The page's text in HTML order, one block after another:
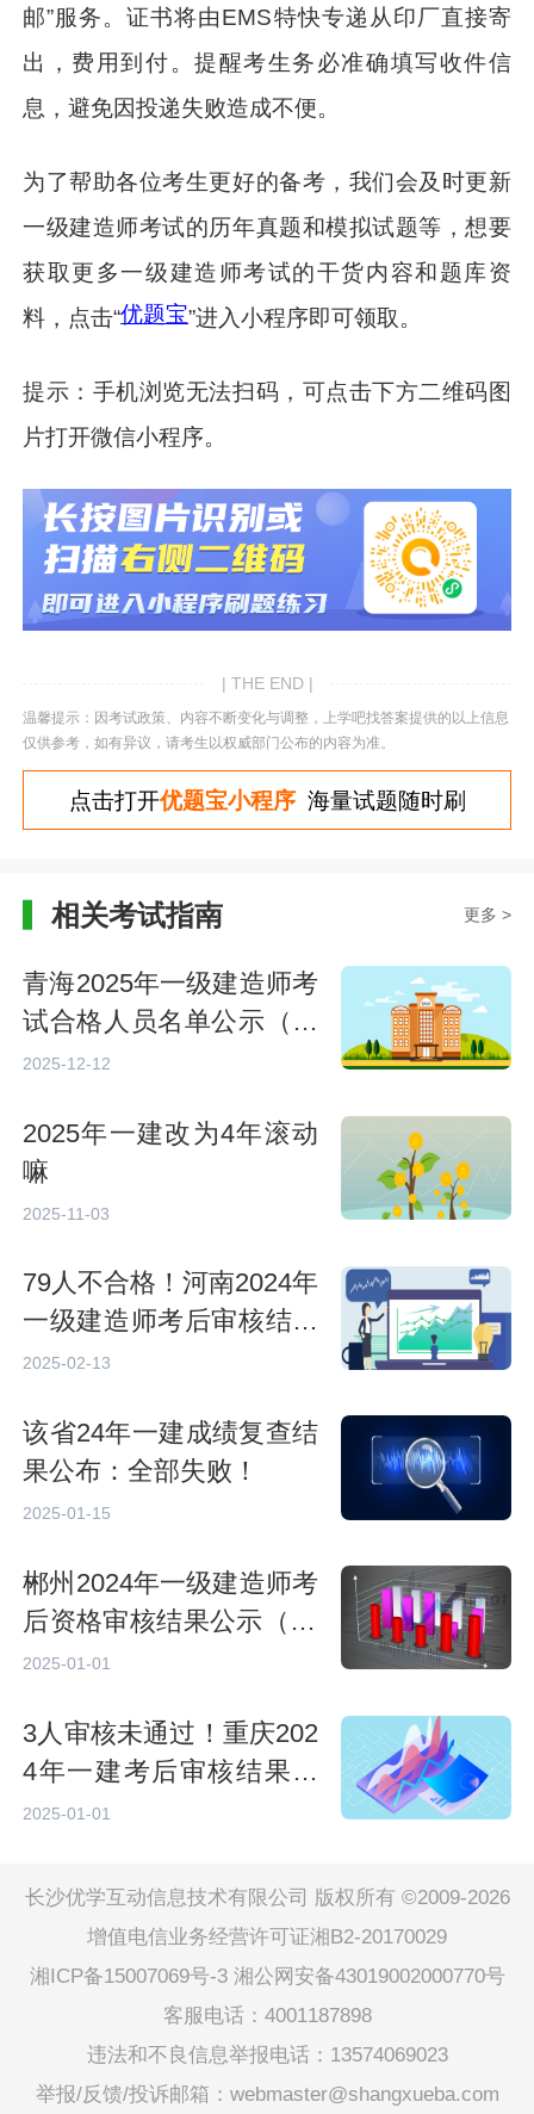
邮”服务。证书将由EMS特快专递从印厂直接寄
出，费用到付。提醒考生务必准确填写收件信
息，避免因投递失败造成不便。
为了帮助各位考生更好的备考，我们会及时更新
一级建造师考试的历年真题和模拟试题等，想要
获取更多一级建造师考试的干货内容和题库资
料，点击“优题宝”进入小程序即可领取。
提示：手机浏览无法扫码，可点击下方二维码图
片打开微信小程序。
| THE END |
温馨提示：因考试政策、内容不断变化与调整，上学吧找答案提供的以上信息
仅供参考，如有异议，请考生以权威部门公布的内容为准。
点击打开优题宝小程序海量试题随时刷
相关考试指南 更多 >
青海2025年一级建造师考
试合格人员名单公示（共
287人）
2025-12-12
2025年一建改为4年滚动
嘛
2025-11-03
79人不合格！河南2024年
一级建造师考后审核结果
公布！
2025-02-13
该省24年一建成绩复查结
果公布：全部失败！
2025-01-15
郴州2024年一级建造师考
后资格审核结果公示（21
人通过）
2025-01-01
3人审核未通过！重庆202
4年一建考后审核结果及
合格人员公示（4014人）
2025-01-01
长沙优学互动信息技术有限公司 版权所有 ©2009-2026
增值电信业务经营许可证湘B2-20170029
湘ICP备15007069号-3 湘公网安备43019002000770号
客服电话：4001187898
违法和不良信息举报电话：13574069023
举报/反馈/投诉邮箱：webmaster@shangxueba.com